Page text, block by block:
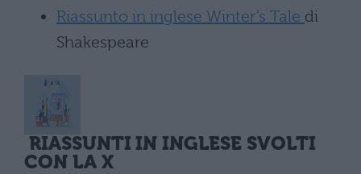
Riassunto in inglese Winter’s Tale di
Shakespeare
RIASSUNTI IN INGLESE SVOLTI
CON LA X